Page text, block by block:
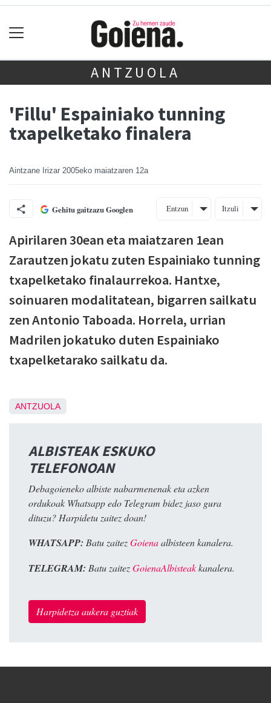
ANTZUOLA
'Fillu' Espainiako tunning
txapelketako finalera
Aintzane Irizar 2005eko maiatzaren 12a
Gehitu gaitzazu Googlen Entzun Itzuli
Apirilaren 30ean eta maiatzaren 1ean
Zarautzen jokatu zuten Espainiako tunning
txapelketako finalaurrekoa. Hantxe,
soinuaren modalitatean, bigarren sailkatu
zen Antonio Taboada. Horrela, urrian
Madrilen jokatuko duten Espainiako
txapelketarako sailkatu da.
ANTZUOLA
ALBISTEAK ESKUKO
TELEFONOAN
Debagoieneko albiste nabarmenenak eta azken
ordukoak Whatsapp edo Telegram bidez jaso gura
dituzu? Harpidetu zaitez doan!
WHATSAPP: Batu zaitezGoienaalbisteen kanalera.
TELEGRAM: Batu zaitezGoienaAlbisteakkanalera.
Harpidetza aukera guztiak